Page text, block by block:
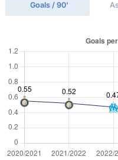
Goals / 90'